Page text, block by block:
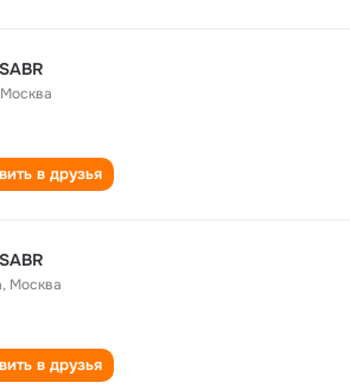
Москва
в друзья
, Москва
в друзья